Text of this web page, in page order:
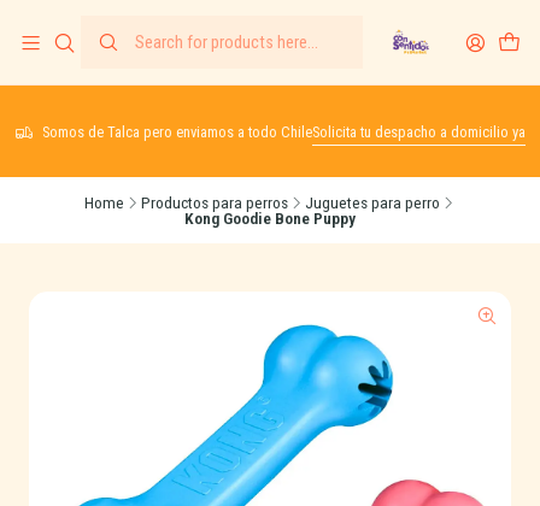
Somos de Talca pero enviamos a todo ChileSolicita tu despacho a domicilio ya
Home Productos para perros
Juguetes para perro
Kong Goodie Bone Puppy